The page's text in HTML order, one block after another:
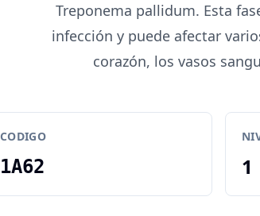
Treponema pallidum. Esta
infección y puede afectar
corazón, los vasos
CODIGO
1A62 1